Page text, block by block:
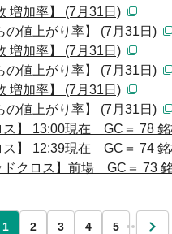
増加率】 (7月31日)
の値上がり率】 (7月31日)
増加率】 (7月31日)
の値上がり率】 (7月31日)
増加率】 (7月31日)
の値上がり率】 (7月31日)
ス】 13:00現在 GC＝ 78
ス】 12:39現在 GC＝ 74
ドクロス】前場 GC＝
1 2 3 4 5 … 次